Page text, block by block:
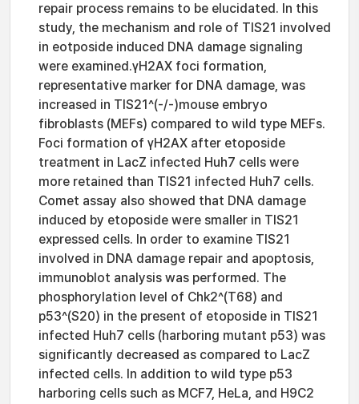
repair process remains to be elucidated. In this
study, the mechanism and role of TIS21 involved
in eotposide induced DNA damage signaling
were examined.γH2AX foci formation,
representative marker for DNA damage, was
increased in TIS21^(-/-)mouse embryo
fibroblasts (MEFs) compared to wild type MEFs.
Foci formation of γH2AX after etoposide
treatment in LacZ infected Huh7 cells were
more retained than TIS21 infected Huh7 cells.
Comet assay also showed that DNA damage
induced by etoposide were smaller in TIS21
expressed cells. In order to examine TIS21
involved in DNA damage repair and apoptosis,
immunoblot analysis was performed. The
phosphorylation level of Chk2^(T68) and
p53^(S20) in the present of etoposide in TIS21
infected Huh7 cells (harboring mutant p53) was
significantly decreased as compared to LacZ
infected cells. In addition to wild type p53
harboring cells such as MCF7, HeLa, and H9C2